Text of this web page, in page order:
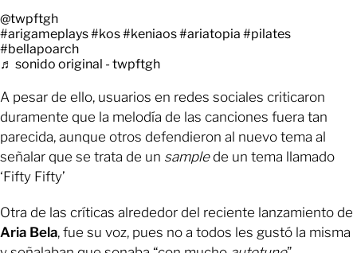
@twpftgh
#arigameplays#kos#keniaos#ariatopia #pilates
#bellapoarch
♬ sonido original - twpftgh
A pesar de ello, usuarios en redes sociales criticaron
duramente que la melodía de las canciones fuera tan
parecida, aunque otros defendieron al nuevo tema al
señalar que se trata de un samplede un tema llamado
‘Fifty Fifty’
Otra de las críticas alrededor del reciente lanzamiento de
Aria Bela, fue su voz, pues no a todos les gustó la misma